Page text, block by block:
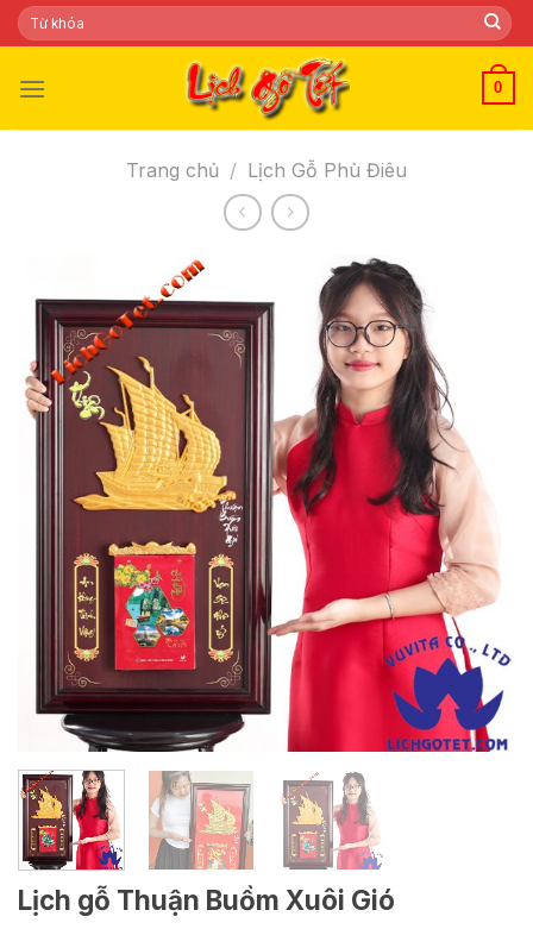
Skip
to
Tìm
kiếm:
0
Trang chủ / Lịch Gỗ Phù Điêu
Lịch gỗ Thuận Buồm Xuôi Gió